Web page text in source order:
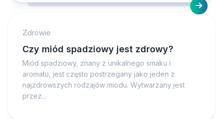
Zdrowie
Czy miód spadziowy jest zdrowy?
Miód spadziowy, znany z unikalnego smaku i
aromatu, jest często postrzegany jako jeden z
najzdrowszych rodzajów miodu. Wytwarzany jest
przez...